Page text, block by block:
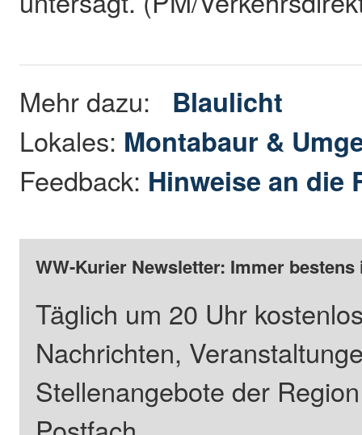
Mehr dazu: Blaulicht
Lokales: Montabaur &
Feedback: Hinweise an die
WW-Kurier Newsletter: Immer
Täglich um 20 Uhr
Nachrichten,
Stellenangebote der